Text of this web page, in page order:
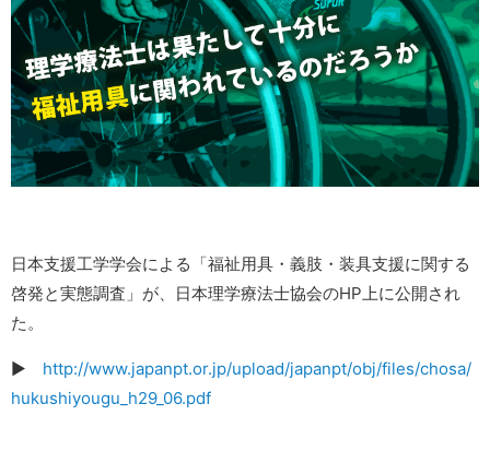
日本支援工学学会による「福祉用具・義肢・装具支援に関する
啓発と実態調査」が、日本理学療法士協会のHP上に公開され
た。
▶︎ http://www.japanpt.or.jp/upload/japanpt/obj/files/chosa/
hukushiyougu_h29_06.pdf